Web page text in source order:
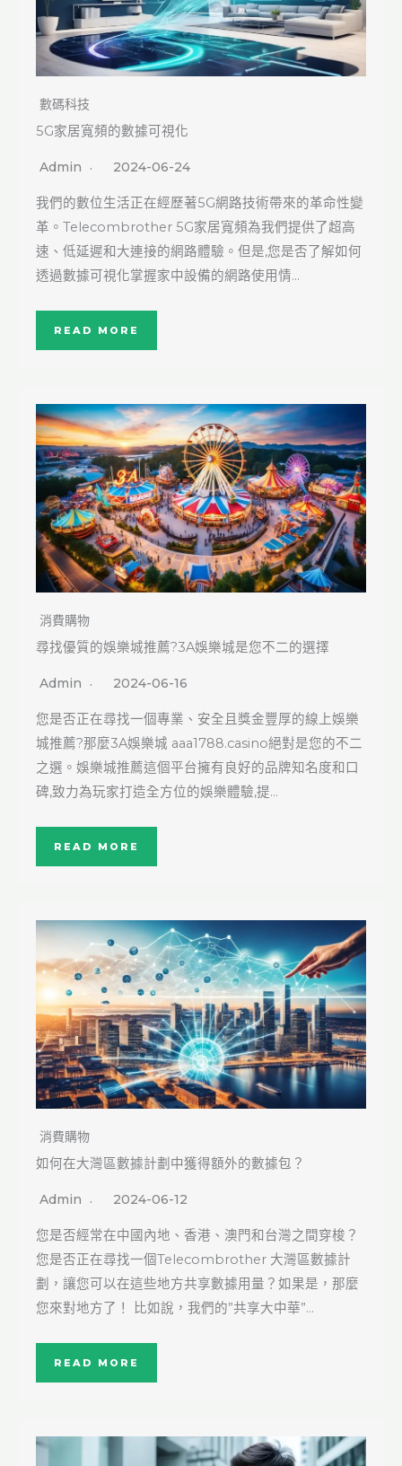
數碼科技
5G家居寬頻的數據可視化
Admin 2024-06-24
我們的數位生活正在經歷著5G網路技術帶來的革命性變
革。Telecombrother 5G家居寬頻為我們提供了超高
速、低延遲和大連接的網路體驗。但是,您是否了解如何
透過數據可視化掌握家中設備的網路使用情…
READ MORE
消費購物
尋找優質的娛樂城推薦?3A娛樂城是您不二的選擇
Admin 2024-06-16
您是否正在尋找一個專業、安全且獎金豐厚的線上娛樂
城推薦?那麼3A娛樂城 aaa1788.casino絕對是您的不二
之選。娛樂城推薦這個平台擁有良好的品牌知名度和口
碑,致力為玩家打造全方位的娛樂體驗,提…
READ MORE
消費購物
如何在大灣區數據計劃中獲得額外的數據包？
Admin 2024-06-12
您是否經常在中國內地、香港、澳門和台灣之間穿梭？
您是否正在尋找一個Telecombrother 大灣區數據計
劃，讓您可以在這些地方共享數據用量？如果是，那麼
您來對地方了！ 比如說，我們的”共享大中華”…
READ MORE